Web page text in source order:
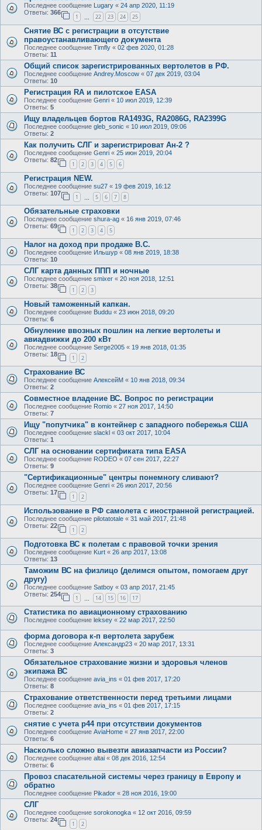
Последнее сообщение Lugary « 24 апр 2020, 11:19
Ответы: 366
1 22 23 24 25
Снятие ВС с регистрации в отсутствие
правоустанавливающего документа
Последнее сообщение Timfly « 02 фев 2020, 01:28
Ответы: 11
Общий список зарегистрированных вертолетов в РФ.
Последнее сообщение Andrey.Moscow « 07 дек 2019, 03:04
Ответы: 10
Регистрация RA и пилотское EASA
Последнее сообщение Genri « 10 июл 2019, 12:39
Ответы: 5
Ищу владельцев бортов RA1493G, RA2086G, RA2399G
Последнее сообщение gleb_sonic « 10 июл 2019, 09:06
Ответы: 2
Как получить СЛГ и зарегистрироват Ан-2 ?
Последнее сообщение Genri « 25 июн 2019, 20:04
Ответы: 82
1 2 3 4 5 6
Регистрация NEW.
Последнее сообщение su27 « 19 фев 2019, 16:12
Ответы: 107
1 5 6 7 8
Обязательные страховки
Последнее сообщение shura-ag « 16 янв 2019, 07:46
Ответы: 69
1 2 3 4 5
Налог на доход при продаже В.С.
Последнее сообщение Ильшур « 08 янв 2019, 18:38
Ответы: 10
СЛГ карта данных ППП и ночные
Последнее сообщение smixer « 20 ноя 2018, 12:51
Ответы: 38
1 2 3
Новый таможенный капкан.
Последнее сообщение Buddu « 23 июн 2018, 09:20
Ответы: 6
Обнуление ввозных пошлин на легкие вертолеты и
авиадвижки до 200 кВт
Последнее сообщение Serge2005 « 19 янв 2018, 01:35
Ответы: 18
1 2
Страхование ВС
Последнее сообщение АлексейМ « 10 янв 2018, 09:34
Ответы: 2
Совместное владение ВС. Вопрос по регистрации
Последнее сообщение Romio « 27 ноя 2017, 14:50
Ответы: 7
Ищу "попутчика" в контейнер с западного побережья США
Последнее сообщение slackl « 03 окт 2017, 10:04
Ответы: 1
СЛГ на основании сертификата типа EASA
Последнее сообщение RODEO « 07 сен 2017, 22:27
Ответы: 9
"Сертификационные" центры понемногу сливают?
Последнее сообщение Genri « 26 июл 2017, 20:56
Ответы: 17
1 2
Использование в РФ самолета с иностранной регистрацией.
Последнее сообщение pilotatotale « 31 май 2017, 21:48
Ответы: 22
1 2
Подготовка ВС к полетам с правовой точки зрения
Последнее сообщение Kurt « 26 апр 2017, 13:08
Ответы: 13
Таможим ВС на физлицо (делимся опытом, помогаем друг
другу)
Последнее сообщение Satboy « 03 апр 2017, 21:45
Ответы: 254
1 14 15 16 17
Статистика по авиационному страхованию
Последнее сообщение leksey « 22 мар 2017, 22:50
форма договора к-п вертолета зарубеж
Последнее сообщение Александр23 « 20 мар 2017, 13:31
Ответы: 3
Обязательное страхование жизни и здоровья членов
экипажа ВС
Последнее сообщение avia_ins « 01 фев 2017, 17:20
Ответы: 8
Страхование ответственности перед третьими лицами
Последнее сообщение avia_ins « 01 фев 2017, 17:15
Ответы: 2
снятие с учета р44 при отсутствии документов
Последнее сообщение AviaHome « 27 янв 2017, 22:00
Ответы: 6
Насколько сложно вывезти авиазапчасти из России?
Последнее сообщение altai « 08 дек 2016, 12:54
Ответы: 6
Провоз спасательной системы через границу в Европу и
обратно
Последнее сообщение Pikador « 28 ноя 2016, 19:00
СЛГ
Последнее сообщение sorokonogka « 12 окт 2016, 09:59
Ответы: 24
1 2